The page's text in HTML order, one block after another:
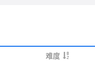
难度